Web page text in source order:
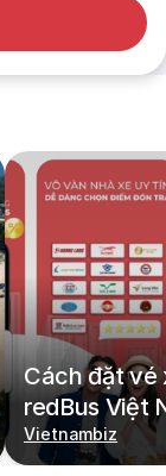
Cách đặt vé
redBus Việt
Vietnambiz